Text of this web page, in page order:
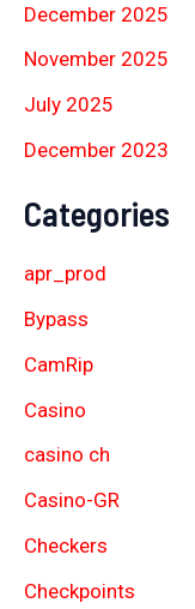
December 2025
November 2025
July 2025
December 2023
Categories
apr_prod
Bypass
CamRip
Casino
casino ch
Casino-GR
Checkers
Checkpoints